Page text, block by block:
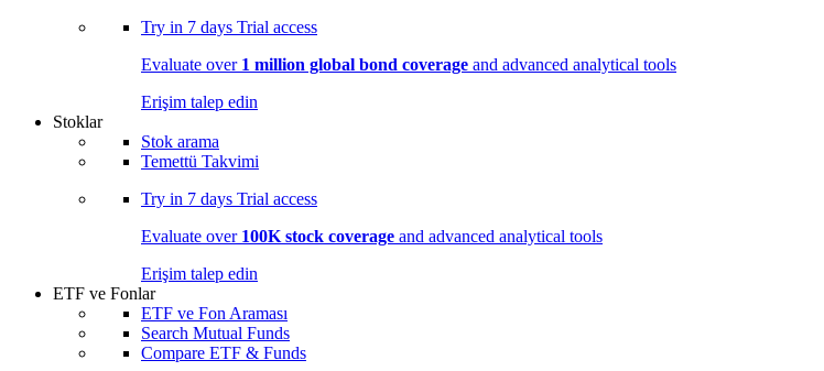
Try in 7 days Trial access
Evaluate over 1 million global bond coverage and advanced analytical tools
Erişim talep edin
Stoklar
Stok arama
Temettü Takvimi
Try in 7 days Trial access
Evaluate over 100K stock coverage and advanced analytical tools
Erişim talep edin
ETF ve Fonlar
ETF ve Fon Araması
Search Mutual Funds
Compare ETF & Funds